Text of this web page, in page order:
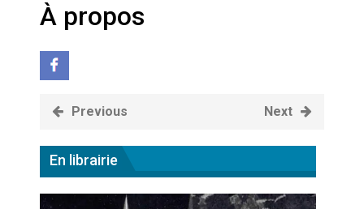
prévoient la fin de l’emploi « à
Artemis II : objectif nul
Quand Mistral veut moraliser le
À propos
Previous Next
En librairie